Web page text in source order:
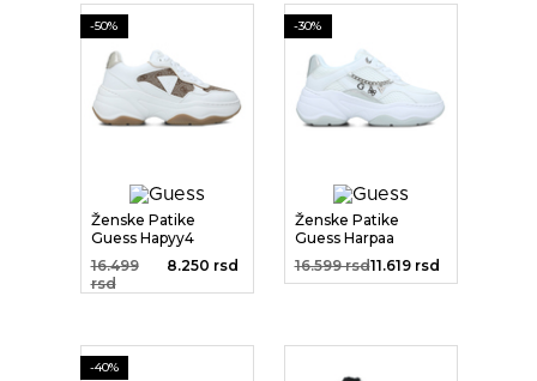
Ženske Patike
Guess Hapyy4
16.499
rsd
8.250 rsd
-50%
Ženske Patike
Guess Harpaa
16.599 rsd11.619 rsd
-30%
-40%